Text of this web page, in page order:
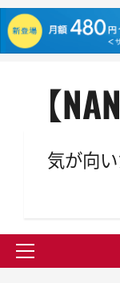
【
気が向
メ